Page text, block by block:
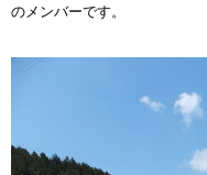
のメンバーです。